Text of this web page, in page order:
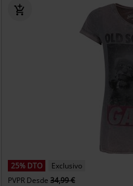
25% DTO
Exclusivo
PVPR Desde34,99 €